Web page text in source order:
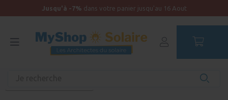
Jusqu'à -7% dans votre panier jusqu'au 16 Aout